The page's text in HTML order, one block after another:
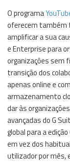
O programa
oferecem também
amplificar a sua
e Enterprise para
organizações sem
transição dos
apenas online e
armazenamento
dar às
avançadas do G
global para a
em vez dos
utilizador por mês,